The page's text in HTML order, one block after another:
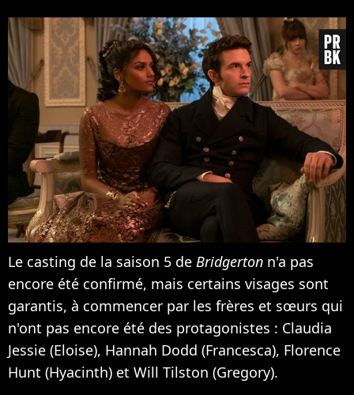
Le casting de la saison 5 de Bridgerton n'a pas
encore été confirmé, mais certains visages sont
garantis, à commencer par les frères et sœurs qui
n'ont pas encore été des protagonistes : Claudia
Jessie (Eloise), Hannah Dodd (Francesca), Florence
Hunt (Hyacinth) et Will Tilston (Gregory).